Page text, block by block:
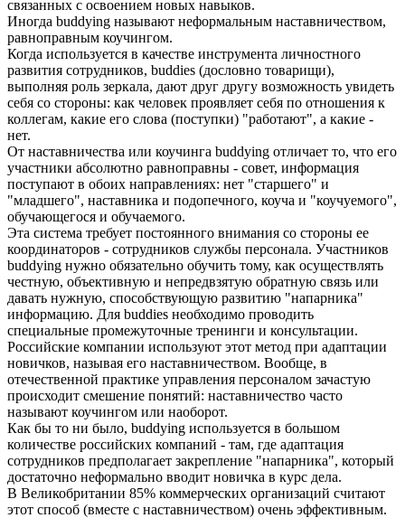
связанных с освоением новых навыков.
Иногда buddying называют неформальным наставничеством,
равноправным коучингом.
Когда используется в качестве инструмента личностного
развития сотрудников, buddies (дословно товарищи),
выполняя роль зеркала, дают друг другу возможность увидеть
себя со стороны: как человек проявляет себя по отношения к
коллегам, какие его слова (поступки) "работают", а какие -
нет.
От наставничества или коучинга buddying отличает то, что его
участники абсолютно равноправны - совет, информация
поступают в обоих направлениях: нет "старшего" и
"младшего", наставника и подопечного, коуча и "коучуемого",
обучающегося и обучаемого.
Эта система требует постоянного внимания со стороны ее
координаторов - сотрудников службы персонала. Участников
buddying нужно обязательно обучить тому, как осуществлять
честную, объективную и непредвзятую обратную связь или
давать нужную, способствующую развитию "напарника"
информацию. Для buddies необходимо проводить
специальные промежуточные тренинги и консультации.
Российские компании используют этот метод при адаптации
новичков, называя его наставничеством. Вообще, в
отечественной практике управления персоналом зачастую
происходит смешение понятий: наставничество часто
называют коучингом или наоборот.
Как бы то ни было, buddying используется в большом
количестве российских компаний - там, где адаптация
сотрудников предполагает закрепление "напарника", который
достаточно неформально вводит новичка в курс дела.
В Великобритании 85% коммерческих организаций считают
этот способ (вместе с наставничеством) очень эффективным.